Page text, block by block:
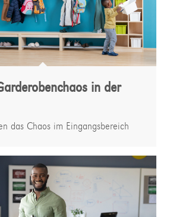
in der
das Chaos im Eingangsbereich